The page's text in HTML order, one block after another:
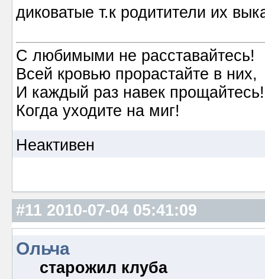
диковатые т.к родитители их
С любимыми не расставайтесь!
Всей кровью прорастайте в них,
И каждый раз навек прощайтесь!
Когда уходите на миг!
Неактивен
#11 2010-07-04 05:41:09
Ольча
старожил клуба